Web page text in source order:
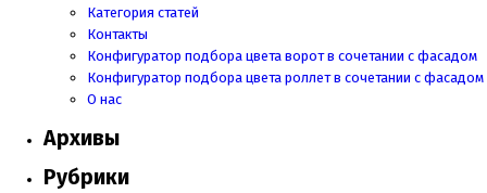
Категория статей
Контакты
Конфигуратор подбора цвета ворот в сочетании с фасадом
Конфигуратор подбора цвета роллет в сочетании с фасадом
О нас
Архивы
Рубрики